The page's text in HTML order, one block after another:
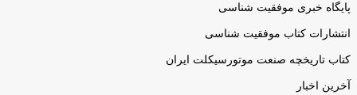
پایگاه خبری موفقیت شناسی
انتشارات کتاب موفقیت شناسی
کتاب تاریخچه صنعت موتورسیکلت ایران
آخرین اخبار